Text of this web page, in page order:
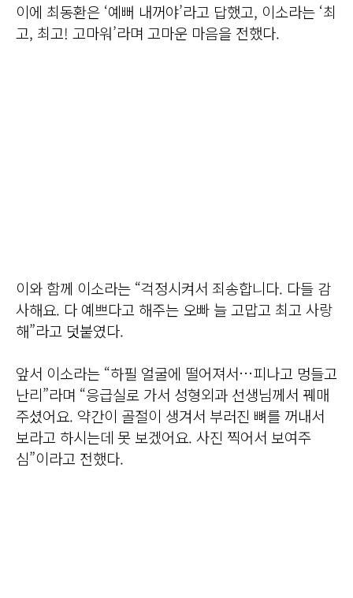
이에 최동환은 ‘예뻐 내꺼야’라고 답했고, 이소라는 ‘최
고, 최고! 고마워’라며 고마운 마음을 전했다.
이와 함께 이소라는 “걱정시켜서 죄송합니다. 다들 감
사해요. 다 예쁘다고 해주는 오빠 늘 고맙고 최고 사랑
해”라고 덧붙였다.
앞서 이소라는 “하필 얼굴에 떨어져서…피나고 멍들고
난리”라며 “응급실로 가서 성형외과 선생님께서 꿰매
주셨어요. 약간이 골절이 생겨서 부러진 뼈를 꺼내서
보라고 하시는데 못 보겠어요. 사진 찍어서 보여주
심”이라고 전했다.